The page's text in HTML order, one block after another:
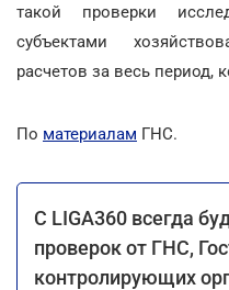
такой проверки
субъектами
расчетов за весь период,
По материалам ГНС.
С LIGA360 всегда
проверок от ГНС,
контролирующих